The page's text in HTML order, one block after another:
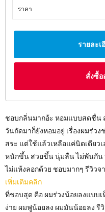
ราคา
รายละเ
สั่งซื้
ชอบกลิ่นมากอ้ะ หอมแบบสดชื่น
วันถัดมาก็ยังหอมอยู่ เรื่องผมร่วง
สระ แต่ใช้แล้วเหลือแค่นิดเดียว
หนักขึ้น สวยขึ้น นุ่มลื่น ไม่พันกัน
ไม่แห้งลอกด้วย ชอบมากๆ รีวิวจ
เพิ่มเติมคลิก
ที่ชอบสุด คือ ผมร่วงน้อยลงแบบ
ง่าย ผมฟูน้อยลง ผมมันน้อยลง รี